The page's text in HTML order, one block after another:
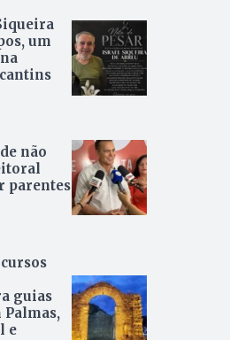
um
não
parentes
guias
e